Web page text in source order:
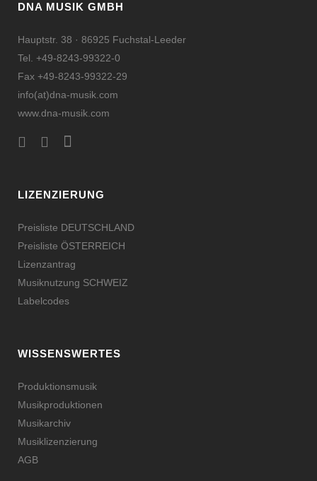
DNA MUSIK GMBH
Hauptstr. 38 · 86925 Fuchstal-Leeder
Tel. +49-8243-99322-0
Fax +49-8243-99322-29
info(at)dna-musik.com
www.dna-musik.com
LIZENZIERUNG
Preisliste DEUTSCHLAND
Preisliste ÖSTERREICH
Lizenzantrag
Musiknutzung SCHWEIZ
Labelcodes
WISSENSWERTES
Produktionsmusik
Musikproduktionen
Musikarchiv
Musiklizenzierung
AGB